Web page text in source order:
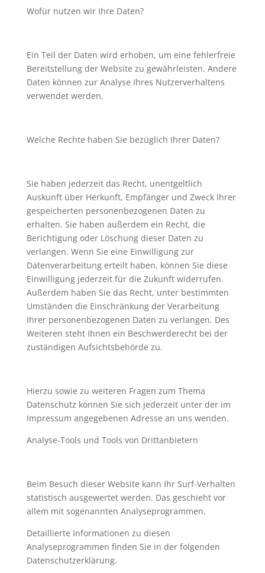
Wofür nutzen wir Ihre Daten?
Ein Teil der Daten wird erhoben, um eine fehlerfreie
Bereitstellung der Website zu gewährleisten. Andere
Daten können zur Analyse Ihres Nutzerverhaltens
verwendet werden.
Welche Rechte haben Sie bezüglich Ihrer Daten?
Sie haben jederzeit das Recht, unentgeltlich
Auskunft über Herkunft, Empfänger und Zweck Ihrer
gespeicherten personenbezogenen Daten zu
erhalten. Sie haben außerdem ein Recht, die
Berichtigung oder Löschung dieser Daten zu
verlangen. Wenn Sie eine Einwilligung zur
Datenverarbeitung erteilt haben, können Sie diese
Einwilligung jederzeit für die Zukunft widerrufen.
Außerdem haben Sie das Recht, unter bestimmten
Umständen die Einschränkung der Verarbeitung
Ihrer personenbezogenen Daten zu verlangen. Des
Weiteren steht Ihnen ein Beschwerderecht bei der
zuständigen Aufsichtsbehörde zu.
Hierzu sowie zu weiteren Fragen zum Thema
Datenschutz können Sie sich jederzeit unter der im
Impressum angegebenen Adresse an uns wenden.
Analyse-Tools und Tools von Drittanbietern
Beim Besuch dieser Website kann Ihr Surf-Verhalten
statistisch ausgewertet werden. Das geschieht vor
allem mit sogenannten Analyseprogrammen.
Detaillierte Informationen zu diesen
Analyseprogrammen finden Sie in der folgenden
Datenschutzerklärung.